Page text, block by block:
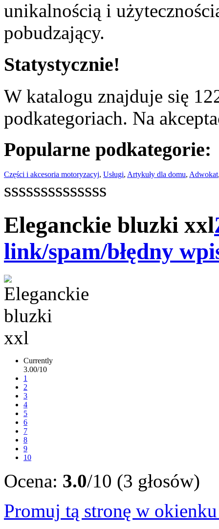
unikalnością i
pobudzający.
Statystycznie!
W katalogu znajduje się
podkategoriach. Na
Popularne podkategorie:
Części i akcesoria motoryzacyj, Usługi, Artykuły dla domu, Adwokat
ssssssssssssss
Eleganckie bluzki xxl
link/spam/błędny
Currently
3.00/10
1
2
3
4
5
6
7
8
9
10
Ocena: 3.0/10 (3 głosów)
Promuj tą stronę w